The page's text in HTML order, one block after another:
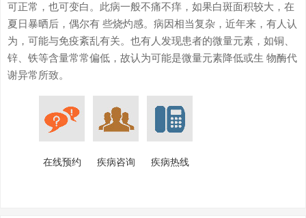
可正常，也可变白。此病一般不痛不痒，如果白斑面积较大，在
夏日暴晒后，偶尔有 些烧灼感。病因相当复杂，近年来，有人认
为，可能与免疫紊乱有关。也有人发现患者的微量元素，如铜、
锌、铁等含量常常偏低，故认为可能是微量元素降低或生 物酶代
谢异常所致。
在线预约 疾病咨询 疾病热线